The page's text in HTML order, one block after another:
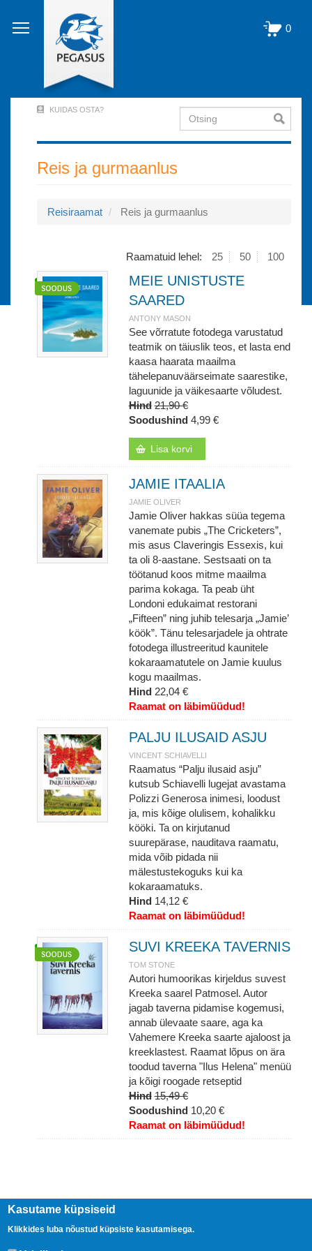
edasi
põhisisu
0
Account
Menu
out)
KUIDAS OSTA? Otsing
Reis ja gurmaanlus
Reisiraamat Reis ja gurmaanlus
Raamatuid lehel: 25 50 100
MEIE UNISTUSTE
SAARED
ANTONY MASON
See võrratute fotodega varustatud
teatmik on täiuslik teos, et lasta end
kaasa haarata maailma
tähelepanuväärseimate saarestike,
laguunide ja väikesaarte võludest.
Hind 21,90 €
Soodushind 4,99 €
Lisa korvi
JAMIE ITAALIA
JAMIE OLIVER
Jamie Oliver hakkas süüa tegema
vanemate pubis „The Cricketers”,
mis asus Claveringis Essexis, kui
ta oli 8-aastane. Sestsaati on ta
töötanud koos mitme maailma
parima kokaga. Ta peab üht
Londoni edukaimat restorani
„Fifteen” ning juhib telesarja „Jamie’
köök”. Tänu telesarjadele ja ohtrate
fotodega illustreeritud kaunitele
kokaraamatutele on Jamie kuulus
kogu maailmas.
Hind 22,04 €
Raamat on läbimüüdud!
PALJU ILUSAID ASJU
VINCENT SCHIAVELLI
Raamatus “Palju ilusaid asju”
kutsub Schiavelli lugejat avastama
Polizzi Generosa inimesi, loodust
ja, mis kõige olulisem, kohalikku
kööki. Ta on kirjutanud
suurepärase, nauditava raamatu,
mida võib pidada nii
mälestustekoguks kui ka
kokaraamatuks.
Hind 14,12 €
Raamat on läbimüüdud!
SUVI KREEKA TAVERNIS
TOM STONE
Autori humoorikas kirjeldus suvest
Kreeka saarel Patmosel. Autor
jagab taverna pidamise kogemusi,
annab ülevaate saare, aga ka
Vahemere Kreeka saarte ajaloost ja
kreeklastest. Raamat lõpus on ära
toodud taverna "Ilus Helena" menüü
ja kõigi roogade retseptid
Hind 15,49 €
Soodushind 10,20 €
Raamat on läbimüüdud!
Kasutame küpsiseid
Klikkides luba nõustud küpsiste kasutamisega.